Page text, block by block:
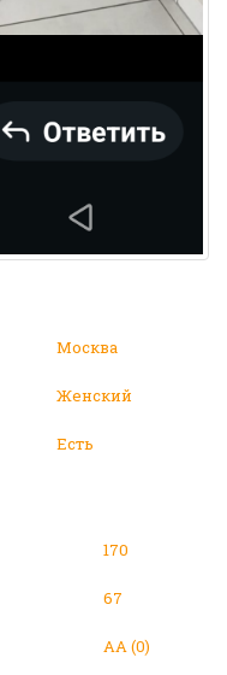
Москва
Женский
Есть
170
67
АА (0)